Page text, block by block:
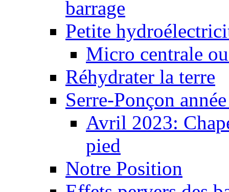
barrage
Petite
Micro centrale
Réhydrater la terre
Serre-Ponçon
Avril 2023:
pied
Notre Position